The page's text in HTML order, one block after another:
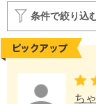
条件で絞り込
ち